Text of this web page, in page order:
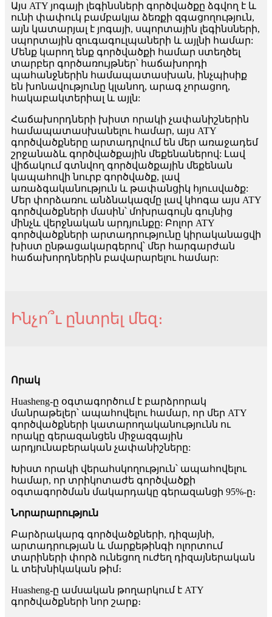
Այս ATY յոգայի լեգինսների գործվածքը ձգվող է և
ունի փափուկ բամբակյա ձեռքի զգացողություն,
այն կատարյալ է յոգայի, սպորտային լեգինսների,
սպորտային զուգագուլպաների և այլնի համար:
Մենք կարող ենք գործվածքի համար ստեղծել
տարբեր գործառույթներ՝ հաճախորդի
պահանջներին համապատասխան, ինչպիսիք
են խոնավությունը կլանող, արագ չորացող,
հակաբակտերիալ և այլն:
Հաճախորդների խիստ որակի չափանիշներին
համապատասխանելու համար, այս ATY
գործվածքները արտադրվում են մեր առաջադեմ
շրջանաձև գործվածքային մեքենաներով: Լավ
վիճակում գտնվող գործվածքային մեքենան
կապահովի նուրբ գործվածք, լավ
առաձգականություն և թափանցիկ հյուսվածք:
Մեր փորձառու անձնակազմը լավ կհոգա այս ATY
գործվածքների մասին՝ մոխրագույն գույնից
մինչև վերջնական արդյունքը: Բոլոր ATY
գործվածքների արտադրությունը կիրականացվի
խիստ ընթացակարգերով՝ մեր հարգարժան
հաճախորդներին բավարարելու համար:
Ինչո՞ւ ընտրել մեզ։
Որակ
Huasheng-ը օգտագործում է բարձրորակ
մանրաթելեր՝ ապահովելու համար, որ մեր ATY
գործվածքների կատարողականությունն ու
որակը գերազանցեն միջազգային
արդյունաբերական չափանիշները:
Խիստ որակի վերահսկողություն՝ ապահովելու
համար, որ տրիկոտաժե գործվածքի
օգտագործման մակարդակը գերազանցի 95%-ը։
Նորարարություն
Բարձրակարգ գործվածքների, դիզայնի,
արտադրության և մարքեթինգի ոլորտում
տարիների փորձ ունեցող ուժեղ դիզայներական
և տեխնիկական թիմ։
Huasheng-ը ամսական թողարկում է ATY
գործվածքների նոր շարք։